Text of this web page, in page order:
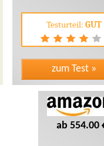
Testurteil: GUT
ab 554.00